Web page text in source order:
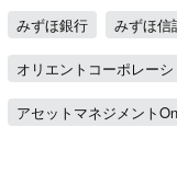
みずほ銀行 みずほ信
オリエントコーポレーシ
アセットマネジメント